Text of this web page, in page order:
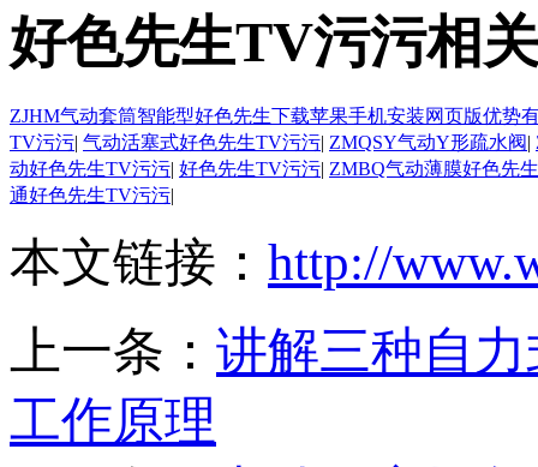
好色先生TV污污相
ZJHM气动套筒智能型好色先生下载苹果手机安装网页版优势
TV污污| 气动活塞式好色先生TV污污| ZMQSY气动Y形疏水阀|
动好色先生TV污污| 好色先生TV污污| ZMBQ气动薄膜好色先
通好色先生TV污污|
本文链接： http://
上一条： 讲解三种自
工作原理